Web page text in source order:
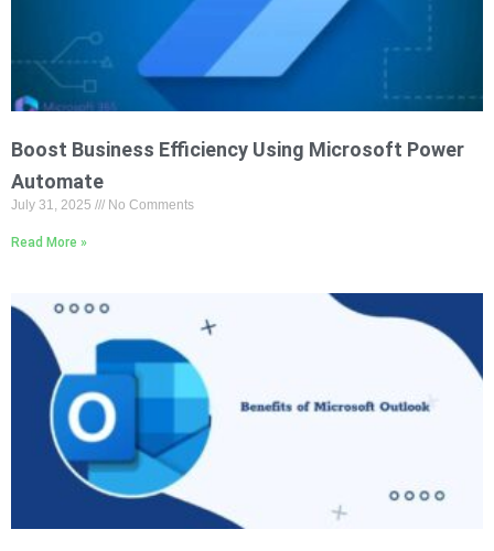
Boost Business Efficiency Using Microsoft Power
Automate
July 31, 2025 No Comments
Read More »